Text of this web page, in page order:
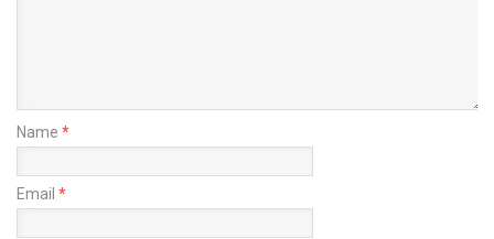
Name *
Email *